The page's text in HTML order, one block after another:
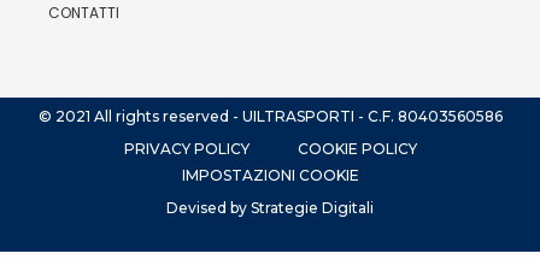
CONTATTI
© 2021 All rights reserved - UILTRASPORTI - C.F. 80403560586
PRIVACY POLICY
COOKIE POLICY
IMPOSTAZIONI COOKIE
Devised by Strategie Digitali